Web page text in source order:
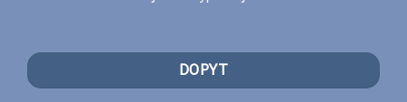
DOPYT